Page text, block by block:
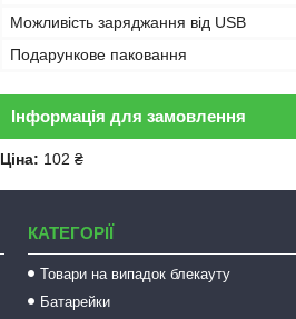
Можливість заряджання від USB
Подарункове паковання
Інформація для замовлення
Ціна: 102 ₴
КАТЕГОРІЇ
Товари на випадок блекауту
Батарейки